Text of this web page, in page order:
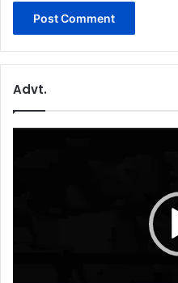
Advt.